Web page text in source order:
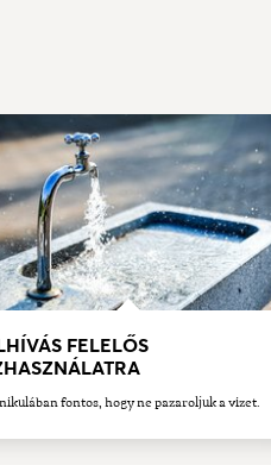
FELELŐS
fontos, hogy ne pazaroljuk a vizet.